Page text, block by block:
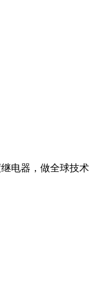
电器，做全球技术